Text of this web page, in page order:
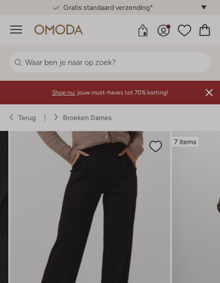
Gratis standaard verzending*
Menu
Shop nu: jouw must-haves tot 70% korting!
Terug Broeken Dames
7 items